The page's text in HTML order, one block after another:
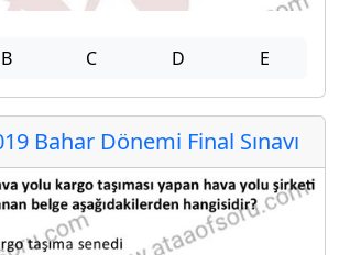
B C D E
Bahar Dönemi Final Sınavı